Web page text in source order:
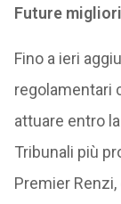
Future
Fino a ieri
regolamentari
attuare entro
Tribunali più
Premier